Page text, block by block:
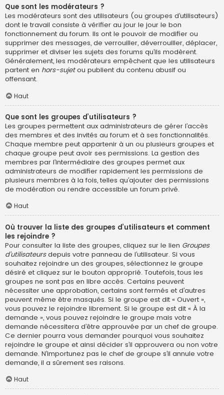
Que sont les modérateurs ?
Les modérateurs sont des utilisateurs (ou groupes d’utilisateurs)
dont le travail consiste à vérifier au jour le jour le bon
fonctionnement du forum. Ils ont le pouvoir de modifier ou
supprimer des messages, de verrouiller, déverrouiller, déplacer,
supprimer et diviser les sujets des forums qu’ils modèrent.
Généralement, les modérateurs empêchent que les utilisateurs
partent en hors-sujetou publient du contenu abusif ou
offensant.
Haut
Que sont les groupes d’utilisateurs ?
Les groupes permettent aux administrateurs de gérer l’accès
des membres et des invités au forum et à ses fonctionnalités.
Chaque membre peut appartenir à un ou plusieurs groupes et
chaque groupe peut avoir ses permissions. La gestion des
membres par l’intermédiaire des groupes permet aux
administrateurs de modifier rapidement les permissions de
plusieurs membres à la fois, telles qu’ajouter des permissions
de modération ou rendre accessible un forum privé.
Haut
Où trouver la liste des groupes d’utilisateurs et comment
les rejoindre ?
Pour consulter la liste des groupes, cliquez sur le lien Groupes
d’utilisateursdepuis votre panneau de l’utilisateur. Si vous
souhaitez rejoindre un des groupes, sélectionnez le groupe
désiré et cliquez sur le bouton approprié. Toutefois, tous les
groupes ne sont pas en libre accès. Certains peuvent
nécessiter une approbation, certains sont fermés et d’autres
peuvent même être masqués. Si le groupe est dit « Ouvert »,
vous pouvez le rejoindre librement. Si le groupe est dit « À la
demande », vous pouvez rejoindre le groupe mais votre
demande nécessitera d’être approuvée par un chef de groupe.
Ce dernier pourra vous demander pourquoi vous souhaitez
rejoindre le groupe et ainsi décider s’il approuvera ou non votre
demande. N’importunez pas le chef de groupe s’il annule votre
demande, il a sûrement ses raisons.
Haut